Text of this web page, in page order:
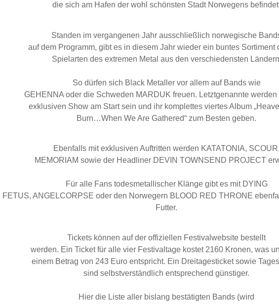
die sich am Hafen der wohl schönsten Stadt Norwegens
Standen im vergangenen Jahr ausschließlich norwegische
auf dem Programm, gibt es in diesem Jahr wieder ein buntes Sortiment
Spielarten des extremen Metal aus den verschiedensten
So dürfen sich Black Metaller vor allem auf Bands wie
GEHENNA oder die Schweden MARDUK freuen. Letztgenannte werden
exklusiven Show am Start sein und ihr komplettes viertes Album
Burn…When We Are Gathered“ zum Besten geben.
Ebenfalls mit exklusiven Auftritten werden KATATONIA, SCOUR,
MEMORIAM sowie der Headliner DEVIN TOWNSEND PROJECT
Für alle Fans todesmetallischer Klänge gibt es mit DYING
FETUS, ANGELCORPSE oder den Norwegern BLOOD RED THRONE
Futter.
Tickets können auf der offiziellen Festivalwebsite bestellt
werden. Ein Ticket für alle vier Festivaltage kostet 2160 Kronen, was
einem Betrag von 243 Euro entspricht. Ein Dreitagesticket sowie
sind selbstverständlich entsprechend günstiger.
Hier die Liste aller bislang bestätigten Bands (wird